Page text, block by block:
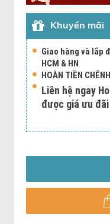
Khuyến mãi
Giao hàng và lắp
HCM & HN
HOÀN TIỀN
Liên hệ ngay
được giá ưu